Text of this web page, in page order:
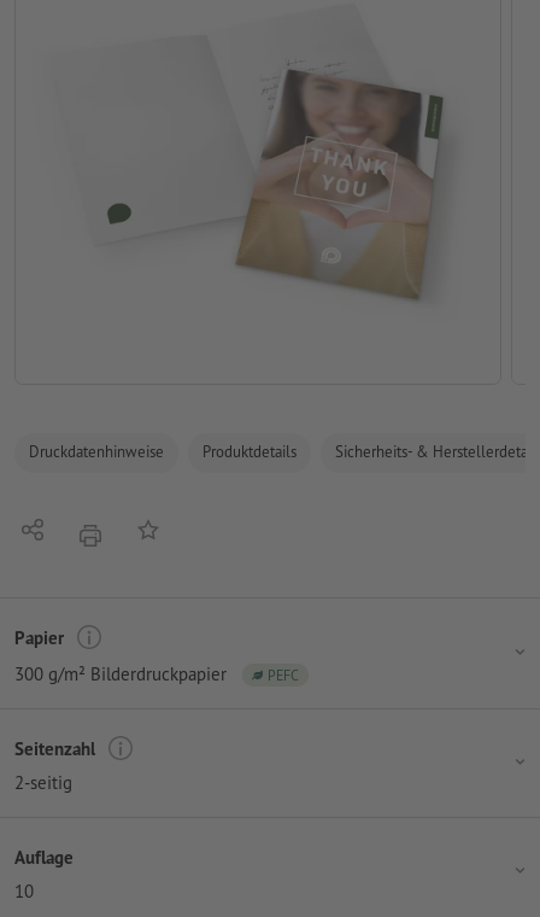
Druckdatenhinweise Produktdetails Sicherheits- &
Teilen DruckenAuf die Merkliste
Papier
300 g/m² Bilderdruckpapier
PEFC
Seitenzahl
2-seitig
Auflage
10